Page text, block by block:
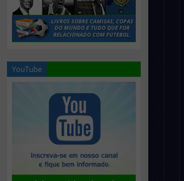
YouTube